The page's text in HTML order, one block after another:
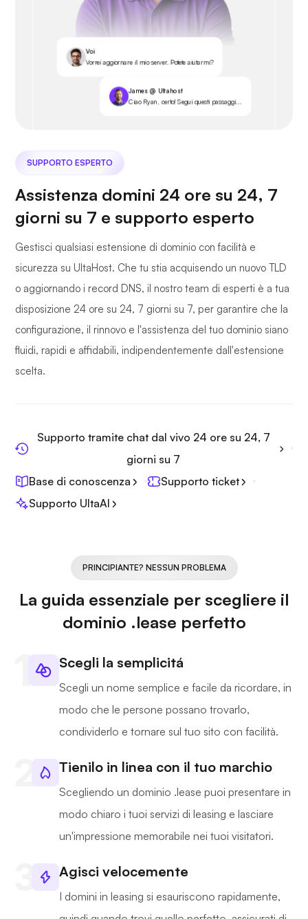
Voi
Vorrei aggiornare il mio server. Potete aiutarmi?
James @ Ultahost
Ciao Ryan, certo! Segui questi passaggi...
SUPPORTO ESPERTO
Assistenza domini 24 ore su 24, 7
giorni su 7 e supporto esperto
Gestisci qualsiasi estensione di dominio con facilità e
sicurezza su UltaHost. Che tu stia acquisendo un nuovo TLD
o aggiornando i record DNS, il nostro team di esperti è a tua
disposizione 24 ore su 24, 7 giorni su 7, per garantire che la
configurazione, il rinnovo e l'assistenza del tuo dominio siano
fluidi, rapidi e affidabili, indipendentemente dall'estensione
scelta.
Supporto tramite chat dal vivo 24 ore su 24, 7
giorni su 7
Base di conoscenza
Supporto ticket
Supporto UltaAI
PRINCIPIANTE? NESSUN PROBLEMA
La guida essenziale per scegliere il
dominio .lease perfetto
Scegli la semplicitá
Scegli un nome semplice e facile da ricordare, in
modo che le persone possano trovarlo,
condividerlo e tornare sul tuo sito con facilità.
Tienilo in linea con il tuo marchio
Scegliendo un dominio .lease puoi presentare in
modo chiaro i tuoi servizi di leasing e lasciare
un'impressione memorabile nei tuoi visitatori.
Agisci velocemente
I domini in leasing si esauriscono rapidamente,